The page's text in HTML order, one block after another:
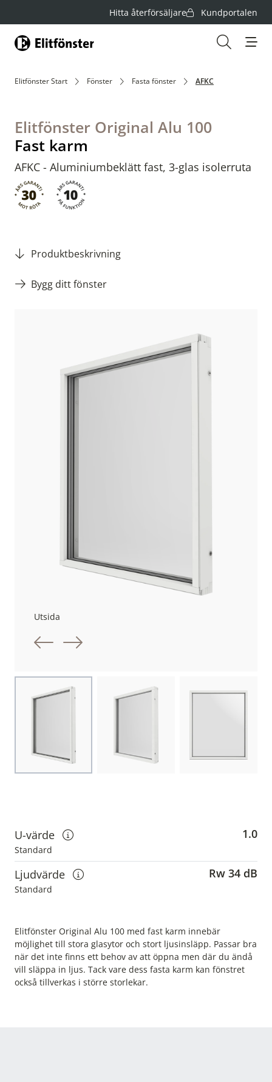
Hitta återförsäljare Kundportalen
Hem
Elitfönster Start Fönster Fasta fönster AFKC
Elitfönster Original Alu 100
Fast karm
AFKC - Aluminiumbeklätt fast, 3-glas isolerruta
Produktbeskrivning
Bygg ditt fönster
Föregående bild
Nästa bild
Utsida
Choose image Choose image Choose image
U-värde
Visa information om u-värden
Standard
1.0
Ljudvärde
Visa information om ljudvärden
Standard
Rw 34 dB
Elitfönster Original Alu 100 med fast karm innebär
möjlighet till stora glasytor och stort ljusinsläpp. Passar bra
när det inte finns ett behov av att öppna men där du ändå
vill släppa in ljus. Tack vare dess fasta karm kan fönstret
också tillverkas i större storlekar.